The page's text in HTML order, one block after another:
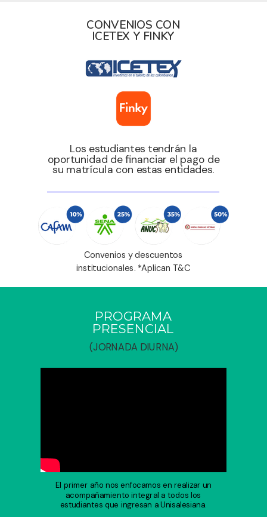
(JORNADA DIURNA)
PROGRAMA
PRESENCIAL
El primer año nos enfocamos en realizar un
acompañamiento integral a todos los
estudiantes que ingresan a Unisalesiana.
Los estudiantes tendrán la
oportunidad de financiar el pago de
su matrícula con estas entidades.
CONVENIOS CON
ICETEX Y FINKY
Convenios y descuentos
institucionales. *Aplican T&C